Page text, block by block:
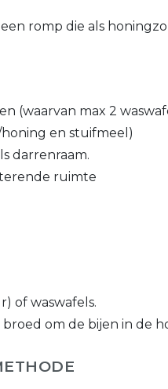
romp die als
(waarvan max 2
en stuifmeel)
darrenraam.
ruimte
of waswafels.
om de bijen in de